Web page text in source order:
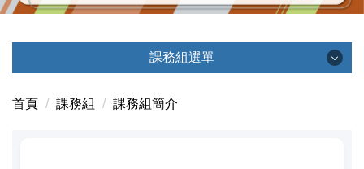
課務組選單
課務組選單
首頁 課務組 課務組簡介